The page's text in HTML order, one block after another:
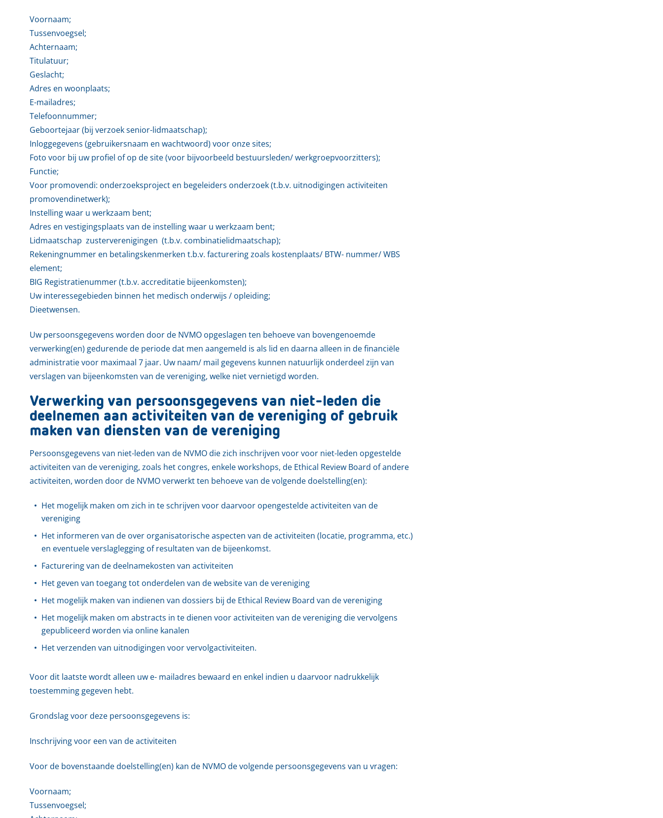
Voornaam;
Tussenvoegsel;
Achternaam;
Titulatuur;
Geslacht;
Adres en woonplaats;
E-mailadres;
Telefoonnummer;
Geboortejaar (bij verzoek senior-lidmaatschap);
Inloggegevens (gebruikersnaam en wachtwoord) voor onze sites;
Foto voor bij uw profiel of op de site (voor bijvoorbeeld bestuursleden/ werkgroepvoorzitters);
Functie;
Voor promovendi: onderzoeksproject en begeleiders onderzoek (t.b.v. uitnodigingen activiteiten
promovendinetwerk);
Instelling waar u werkzaam bent;
Adres en vestigingsplaats van de instelling waar u werkzaam bent;
Lidmaatschap zusterverenigingen (t.b.v. combinatielidmaatschap);
Rekeningnummer en betalingskenmerken t.b.v. facturering zoals kostenplaats/ BTW- nummer/ WBS
element;
BIG Registratienummer (t.b.v. accreditatie bijeenkomsten);
Uw interessegebieden binnen het medisch onderwijs / opleiding;
Dieetwensen.
Uw persoonsgegevens worden door de NVMO opgeslagen ten behoeve van bovengenoemde
verwerking(en) gedurende de periode dat men aangemeld is als lid en daarna alleen in de financiële
administratie voor maximaal 7 jaar. Uw naam/ mail gegevens kunnen natuurlijk onderdeel zijn van
verslagen van bijeenkomsten van de vereniging, welke niet vernietigd worden.
Verwerking van persoonsgegevens van niet-leden die
deelnemen aan activiteiten van de vereniging of gebruik
maken van diensten van de vereniging
Persoonsgegevens van niet-leden van de NVMO die zich inschrijven voor voor niet-leden opgestelde
activiteiten van de vereniging, zoals het congres, enkele workshops, de Ethical Review Board of andere
activiteiten, worden door de NVMO verwerkt ten behoeve van de volgende doelstelling(en):
Het mogelijk maken om zich in te schrijven voor daarvoor opengestelde activiteiten van de
vereniging
Het informeren van de over organisatorische aspecten van de activiteiten (locatie, programma, etc.)
en eventuele verslaglegging of resultaten van de bijeenkomst.
Facturering van de deelnamekosten van activiteiten
Het geven van toegang tot onderdelen van de website van de vereniging
Het mogelijk maken van indienen van dossiers bij de Ethical Review Board van de vereniging
Het mogelijk maken om abstracts in te dienen voor activiteiten van de vereniging die vervolgens
gepubliceerd worden via online kanalen
Het verzenden van uitnodigingen voor vervolgactiviteiten.
Voor dit laatste wordt alleen uw e- mailadres bewaard en enkel indien u daarvoor nadrukkelijk
toestemming gegeven hebt.
Grondslag voor deze persoonsgegevens is:
Inschrijving voor een van de activiteiten
Voor de bovenstaande doelstelling(en) kan de NVMO de volgende persoonsgegevens van u vragen:
Voornaam;
Tussenvoegsel;